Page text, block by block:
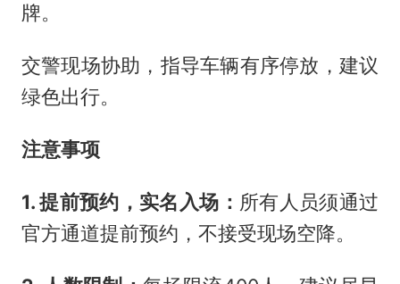
牌。
交警现场协助，指导车辆有序停放，建议
绿色出行。
注意事项
1. 提前预约，实名入场： 所有人员须通过
官方通道提前预约，不接受现场空降。